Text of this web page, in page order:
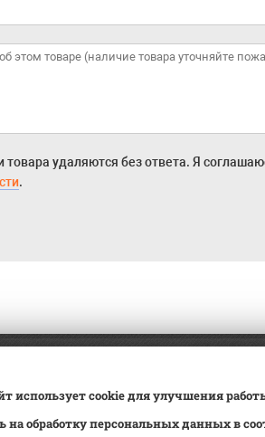
товара удаляются без ответа. Я
.
Сервис
Статьи
Контакты
использует cookie для улучшения
обработку персональных данных в